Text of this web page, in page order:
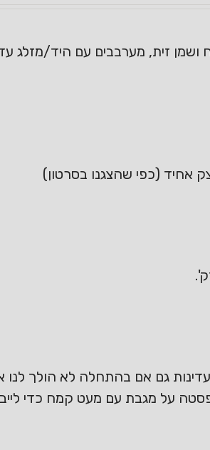
זית, מערבבים עם היד/מזלג
אחיד (כפי שהצגנו בסרטון)
גם אם בהתחלה לא הולך